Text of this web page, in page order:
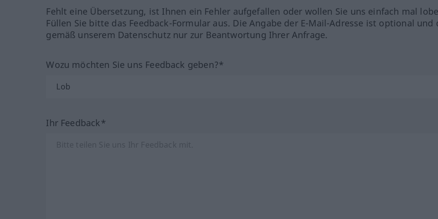
Fehlt eine Übersetzung, ist Ihnen ein Fehler aufgefallen oder wollen Sie uns einfach mal
Füllen Sie bitte das Feedback-Formular aus. Die Angabe der E-Mail-Adresse ist optional und
gemäß unserem Datenschutz nur zur Beantwortung Ihrer Anfrage.
Wozu möchten Sie uns Feedback geben?*
Ihr Feedback*